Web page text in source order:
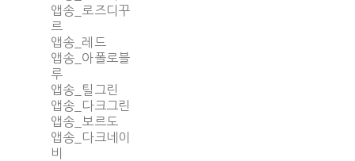
앱송_로즈디꾸
르
앱송_레드
앱송_아폴로블
루
앱송_틸그린
앱송_다크그린
앱송_보르도
앱송_다크네이
비